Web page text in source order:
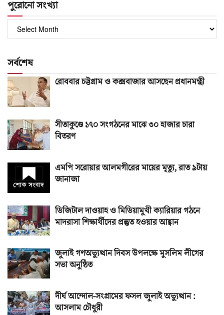
পুরোনো সংখ্যা
পুরোনো
সংখ্যা
সর্বশেষ
রোববার চট্টগ্রাম ও কক্সবাজার আসছেন প্রধানমন্ত্রী
সীতাকুণ্ডে ১৭০ সংগঠনের মাঝে ৩০ হাজার চারা
বিতরণ
এমপি সরোয়ার আলমগীরের মায়ের মৃত্যু, রাত ৯টায়
জানাজা
ডিজিটাল দাওয়াহ ও মিডিয়ামুখী ক্যারিয়ার গঠনে
মাদরাসা শিক্ষার্থীদের প্রস্তুত হওয়ার আহ্বান
জুলাই গণঅভ্যুত্থান দিবস উপলক্ষে মুসলিম লীগের
সভা অনুষ্ঠিত
দীর্ঘ আন্দোল-সংগ্রামের ফসল জুলাই অভ্যুত্থান :
আসলাম চৌধুরী